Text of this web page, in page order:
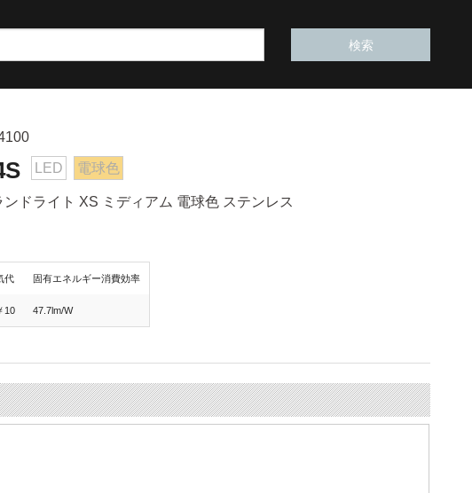
LED 電球色
ンドライト XS ミディアム 電球色 ステンレス
代 固有エネルギー消費効率
10 47.7lm/W